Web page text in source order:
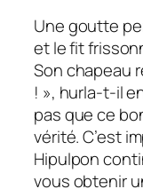
Une goutte
et le fit
Son chapeau
! », hurla-t-il
pas que ce
vérité. C’est
Hipulpon
vous obtenir